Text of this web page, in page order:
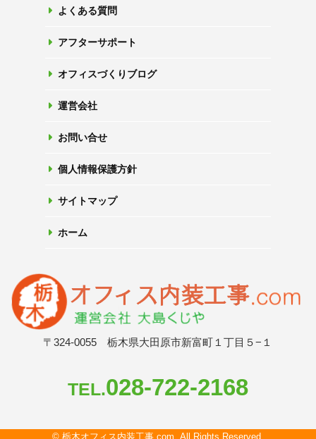
よくある質問
アフターサポート
オフィスづくりブログ
運営会社
お問い合せ
個人情報保護方針
サイトマップ
ホーム
〒324-0055 栃木県大田原市新富町１丁目５−１
TEL.028-722-2168
© 栃木オフィス内装工事.com. All Rights Reserved.